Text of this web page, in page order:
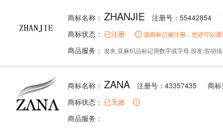
商标名称： ZHANJIE 注册号：55442854
商标状态： 已注册 该商标已被注册，您还可以
商品服务： 发夹,亚麻织品标记用数字或字母,假发,假胡须,发带,服装垫肩,针,纽扣,人造
商标名称： ZANA 注册号：43357435
商
商标状态： 已无效
商品服务：